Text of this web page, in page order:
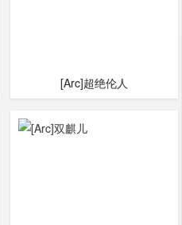
[Arc]超绝伦人